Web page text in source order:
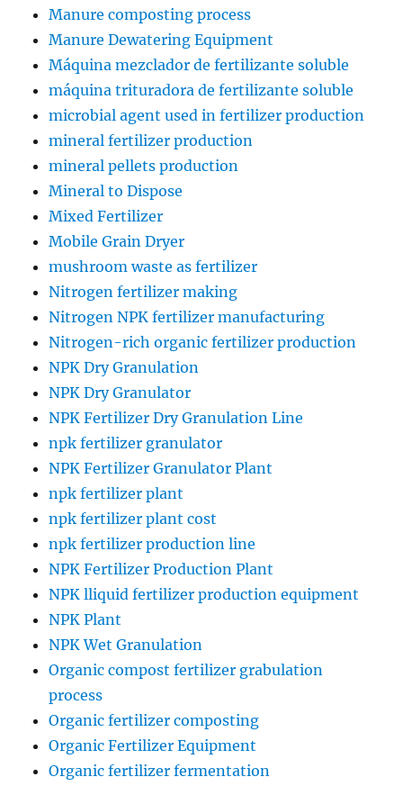
Manure composting process
Manure Dewatering Equipment
Máquina mezclador de fertilizante soluble
máquina trituradora de fertilizante soluble
microbial agent used in fertilizer production
mineral fertilizer production
mineral pellets production
Mineral to Dispose
Mixed Fertilizer
Mobile Grain Dryer
mushroom waste as fertilizer
Nitrogen fertilizer making
Nitrogen NPK fertilizer manufacturing
Nitrogen-rich organic fertilizer production
NPK Dry Granulation
NPK Dry Granulator
NPK Fertilizer Dry Granulation Line
npk fertilizer granulator
NPK Fertilizer Granulator Plant
npk fertilizer plant
npk fertilizer plant cost
npk fertilizer production line
NPK Fertilizer Production Plant
NPK lliquid fertilizer production equipment
NPK Plant
NPK Wet Granulation
Organic compost fertilizer grabulation
process
Organic fertilizer composting
Organic Fertilizer Equipment
Organic fertilizer fermentation